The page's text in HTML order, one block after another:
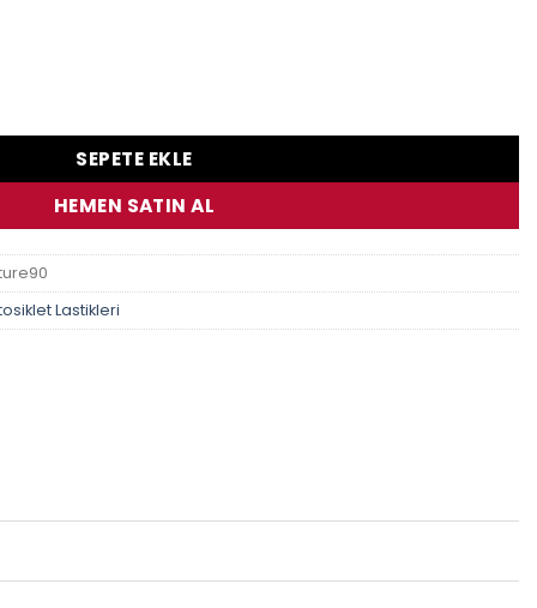
SEPETE EKLE
HEMEN SATIN AL
Lastikleri